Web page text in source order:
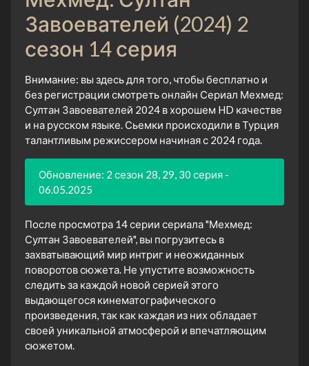
Завоевателей (2024) 2
сезон 14 серия
Внимание: вы здесь для того, чтобы бесплатно и
без регистрации смотреть онлайн Сериал Мехмед:
Султан Завоевателей 2024 в хорошем HD качестве
и на русском языке. Сьемки происходили в Турция
талантливым режиссером начиная с 2024 года.
Обновление: 2 сезон 28, 29, 30 серия -
06.05.2025
После просмотра 14 серии сериала "Мехмед:
Султан Завоевателей", вы погрузитесь в
захватывающий мир интриг и неожиданных
поворотов сюжета. Не упустите возможность
следить за каждой новой серией этого
выдающегося кинематографического
произведения, так как каждая из них обладает
своей уникальной атмосферой и впечатляющим
сюжетом.